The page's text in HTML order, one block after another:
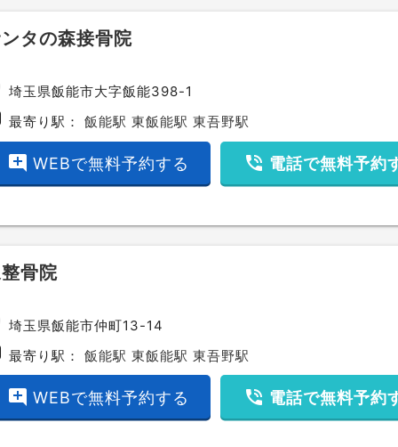
タの森接骨院
埼玉県飯能市大字飯能398-1
最寄り駅：飯能駅 東飯能駅 東吾野駅
add_comment WEBで無料予約する phone_in_talk 電話で無料予約
骨院
埼玉県飯能市仲町13-14
最寄り駅：飯能駅 東飯能駅 東吾野駅
add_comment WEBで無料予約する phone_in_talk 電話で無料予約